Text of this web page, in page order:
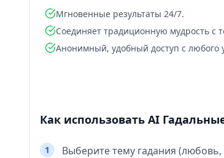
Мгновенные результаты 24/7.
Соединяет традиционную мудрость с
Анонимный, удобный доступ с любого
Как использовать AI
1 Выберите тему гадания (любовь,